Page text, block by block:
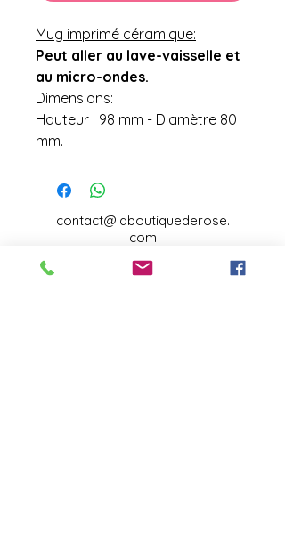
Mug imprimé céramique:
Peut aller au lave-vaisselle et
au micro-ondes.
Dimensions:
Hauteur : 98 mm - Diamètre 80
mm.
contact@laboutiquederose.
com
--